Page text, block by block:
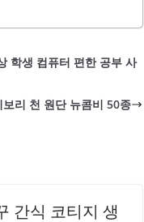
하지 않아 편안한 수
하여 전문 설치 기사
객의 편의를 고려한
감이 자연스러워 다
새가 나지만, 이는 시
니다. 설치..
학생 컴퓨터 편한 공부 사
리 천 원단 뉴콤비 50종
간식 코티지 생